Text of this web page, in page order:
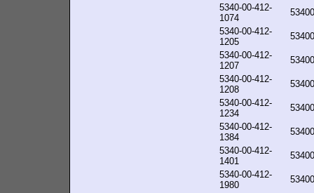
5340-00-412-
1074
5340-00-412-
1205
5340-00-412-
1207
5340-00-412-
1208
5340-00-412-
1234
5340-00-412-
1384
5340-00-412-
1401
5340-00-412-
1980